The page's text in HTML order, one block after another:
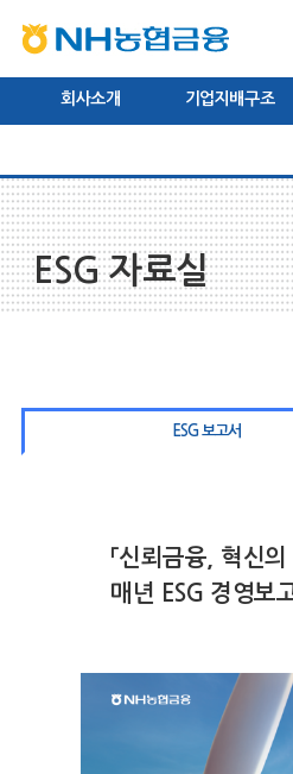
회사소개 기업지배구조
ESG 자료실
ESG 보고서
「신뢰금융, 혁신
매년 ESG 경영보